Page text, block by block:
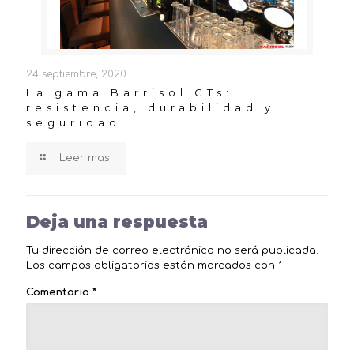
24 septiembre, 2020
La gama Barrisol GTs:
resistencia, durabilidad y
seguridad
Leer mas
Deja una respuesta
Tu dirección de correo electrónico no será publicada.
Los campos obligatorios están marcados con *
Comentario *